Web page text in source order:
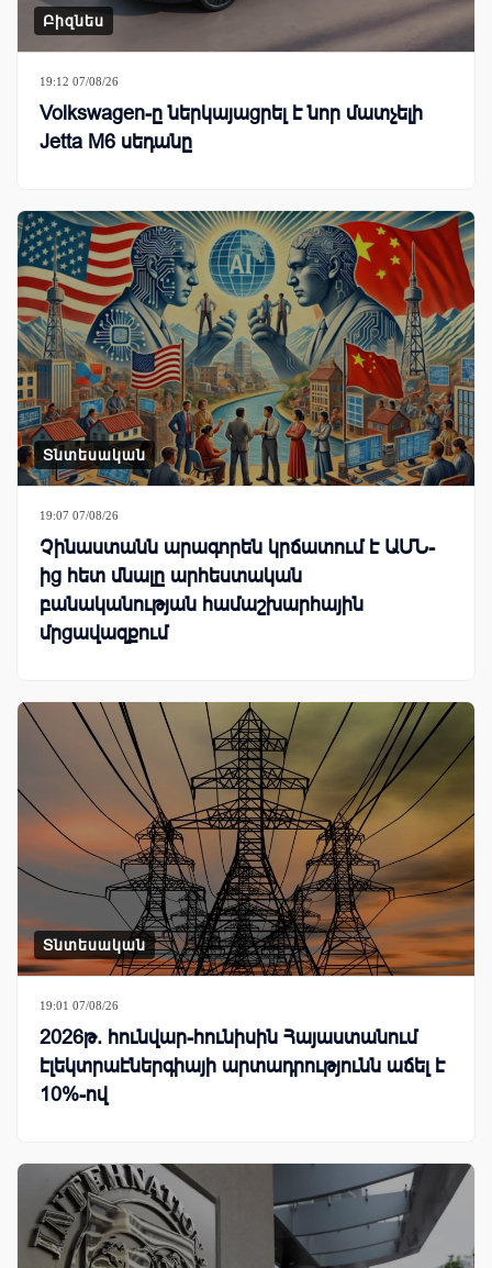
Բիզնես
19:12 07/08/26
Volkswagen-ը ներկայացրել է նոր մատչելի
Jetta M6 սեդանը
Տնտեսական
19:07 07/08/26
Չինաստանն արագորեն կրճատում է ԱՄՆ-
ից հետ մնալը արհեստական
բանականության համաշխարհային
մրցավազքում
Տնտեսական
19:01 07/08/26
2026թ. հունվար-հունիսին Հայաստանում
էլեկտրաէներգիայի արտադրությունն աճել է
10%-ով